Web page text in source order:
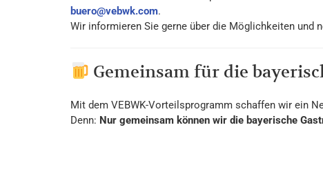
buero@vebwk.com.
Wir informieren Sie gerne über die Möglichkeiten und
Gemeinsam für die
Mit dem VEBWK-Vorteilsprogramm schaffen wir ein
Denn: Nur gemeinsam können wir die bayerische